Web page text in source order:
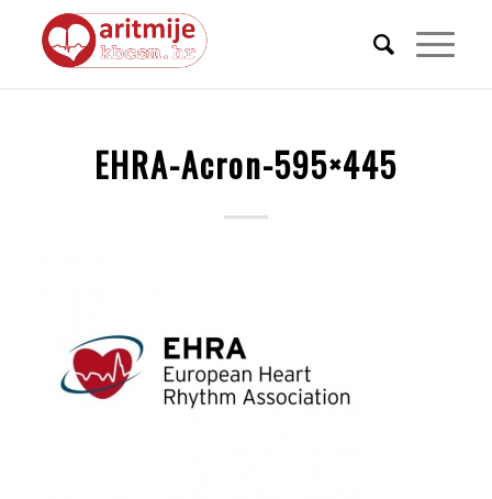
EHRA-Acron-595×445